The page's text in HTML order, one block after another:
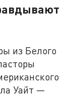
из Белого
Уайт —